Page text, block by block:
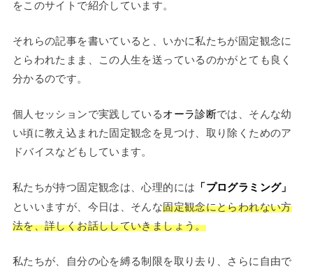
をこのサイトで紹介しています。
それらの記事を書いていると、いかに私たちが固定観念に
とらわれたまま、この人生を送っているのかがとても良く
分かるのです。
個人セッションで実践しているオーラ診断では、そんな幼
い頃に教え込まれた固定観念を見つけ、取り除くためのア
ドバイスなどもしています。
私たちが持つ固定観念は、心理的には 「プログラミング」
といいますが、今日は、そんな固定観念にとらわれない方
法を、詳しくお話ししていきましょう。
私たちが、自分の心を縛る制限を取り去り、さらに自由で